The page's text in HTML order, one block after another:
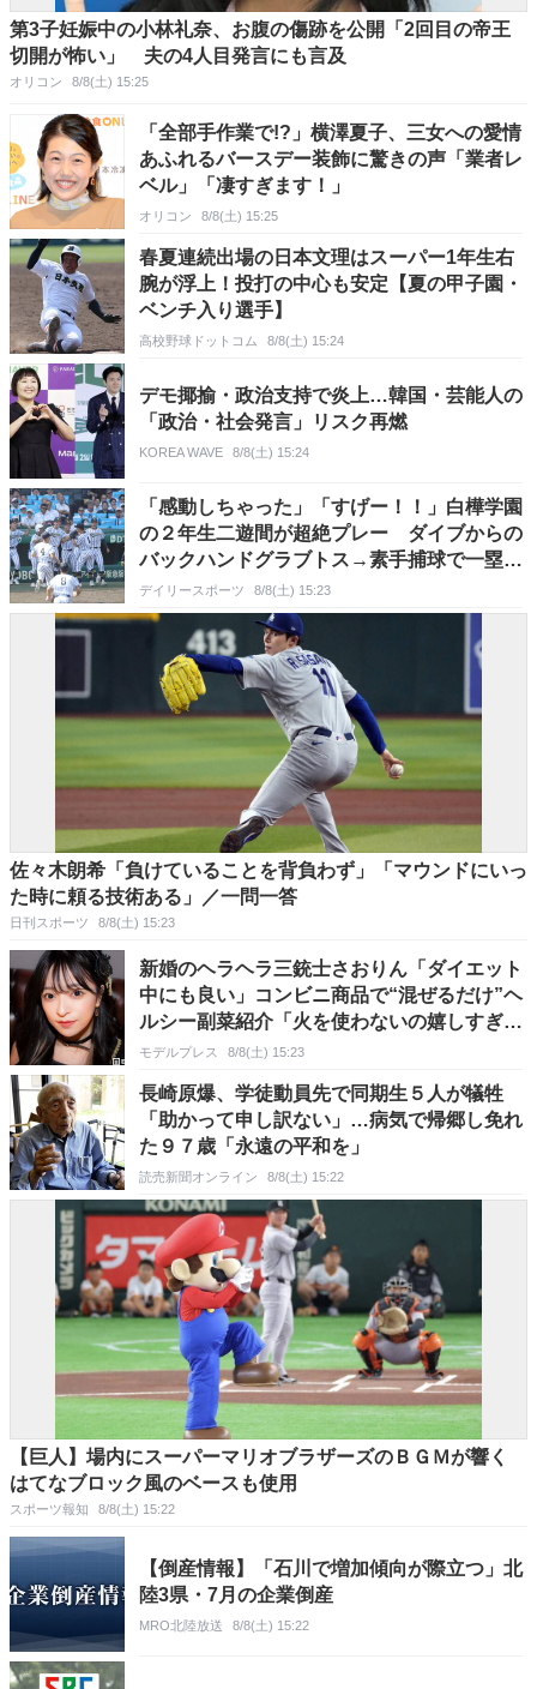
第3子妊娠中の小林礼奈、お腹の傷跡を公開「2回目の帝王
切開が怖い」 夫の4人目発言にも言及
オリコン 8/8(土) 15:25
「全部手作業で!?」横澤夏子、三女への愛情
あふれるバースデー装飾に驚きの声「業者レ
ベル」「凄すぎます！」
オリコン 8/8(土) 15:25
春夏連続出場の日本文理はスーパー1年生右
腕が浮上！投打の中心も安定【夏の甲子園・
ベンチ入り選手】
高校野球ドットコム 8/8(土) 15:24
デモ揶揄・政治支持で炎上…韓国・芸能人の
「政治・社会発言」リスク再燃
KOREA WAVE 8/8(土) 15:24
「感動しちゃった」「すげー！！」白樺学園
の２年生二遊間が超絶プレー ダイブからの
バックハンドグラブトス→素手捕球で一塁送
球 甲子園が騒然
デイリースポーツ 8/8(土) 15:23
佐々木朗希「負けていることを背負わず」「マウンドにいっ
た時に頼る技術ある」／一問一答
日刊スポーツ 8/8(土) 15:23
新婚のヘラヘラ三銃士さおりん「ダイエット
中にも良い」コンビニ商品で“混ぜるだけ”ヘ
ルシー副菜紹介「火を使わないの嬉しすぎ
る」「タンパク質たっぷりで最高」の声
モデルプレス 8/8(土) 15:23
長崎原爆、学徒動員先で同期生５人が犠牲
「助かって申し訳ない」…病気で帰郷し免れ
た９７歳「永遠の平和を」
読売新聞オンライン 8/8(土) 15:22
【巨人】場内にスーパーマリオブラザーズのＢＧＭが響く
はてなブロック風のベースも使用
スポーツ報知 8/8(土) 15:22
【倒産情報】「石川で増加傾向が際立つ」北
陸3県・7月の企業倒産
MRO北陸放送 8/8(土) 15:22